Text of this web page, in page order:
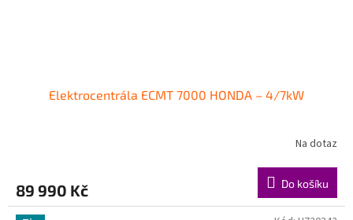
Elektrocentrála ECMT 7000 HONDA – 4/7kW
Na dotaz
89 990 Kč Do košíku